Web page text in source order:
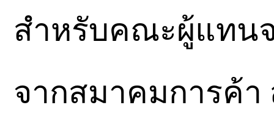
สำหรับคณะผู้แทน
จากสมาคมการค้า